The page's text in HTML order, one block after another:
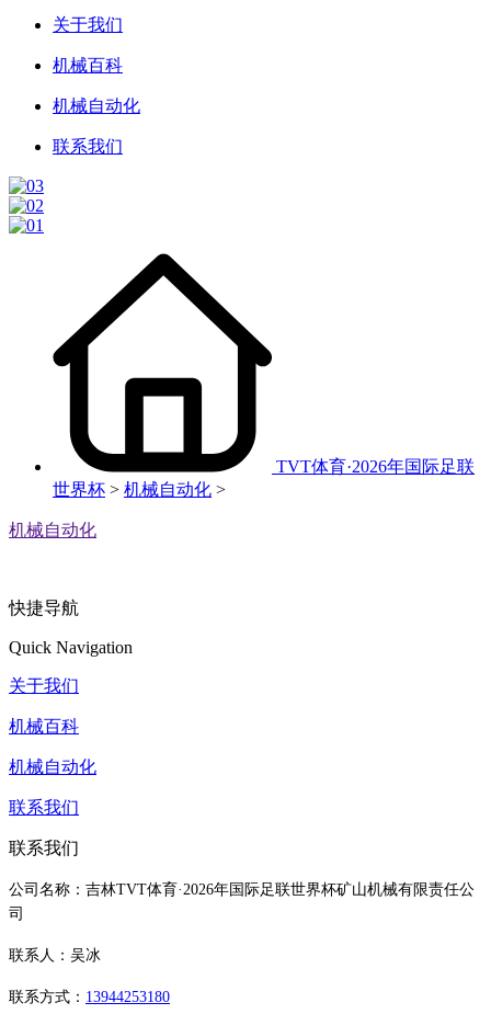
关于我们
机械百科
机械自动化
联系我们
TVT体育·2026年国际足联
世界杯 > 机械自动化 >
机械自动化
快捷导航
Quick Navigation
关于我们
机械百科
机械自动化
联系我们
联系我们
公司名称：吉林TVT体育·2026年国际足联世界杯矿山机械有限责任公
司
联系人：吴冰
联系方式： 13944253180